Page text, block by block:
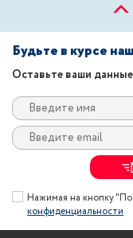
Будьте в курсе
Оставьте ваши
Нажимая на кнопку
конфиденциальности